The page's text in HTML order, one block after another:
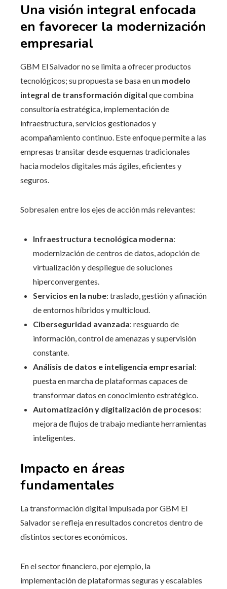
Una visión integral enfocada
en favorecer la modernización
empresarial
GBM El Salvador no se limita a ofrecer productos
tecnológicos; su propuesta se basa en un modelo
integral de transformación digital que combina
consultoría estratégica, implementación de
infraestructura, servicios gestionados y
acompañamiento continuo. Este enfoque permite a las
empresas transitar desde esquemas tradicionales
hacia modelos digitales más ágiles, eficientes y
seguros.
Sobresalen entre los ejes de acción más relevantes:
Infraestructura tecnológica moderna:
modernización de centros de datos, adopción de
virtualización y despliegue de soluciones
hiperconvergentes.
Servicios en la nube: traslado, gestión y afinación
de entornos híbridos y multicloud.
Ciberseguridad avanzada: resguardo de
información, control de amenazas y supervisión
constante.
Análisis de datos e inteligencia empresarial:
puesta en marcha de plataformas capaces de
transformar datos en conocimiento estratégico.
Automatización y digitalización de procesos:
mejora de flujos de trabajo mediante herramientas
inteligentes.
Impacto en áreas
fundamentales
La transformación digital impulsada por GBM El
Salvador se refleja en resultados concretos dentro de
distintos sectores económicos.
En el sector financiero, por ejemplo, la
implementación de plataformas seguras y escalables